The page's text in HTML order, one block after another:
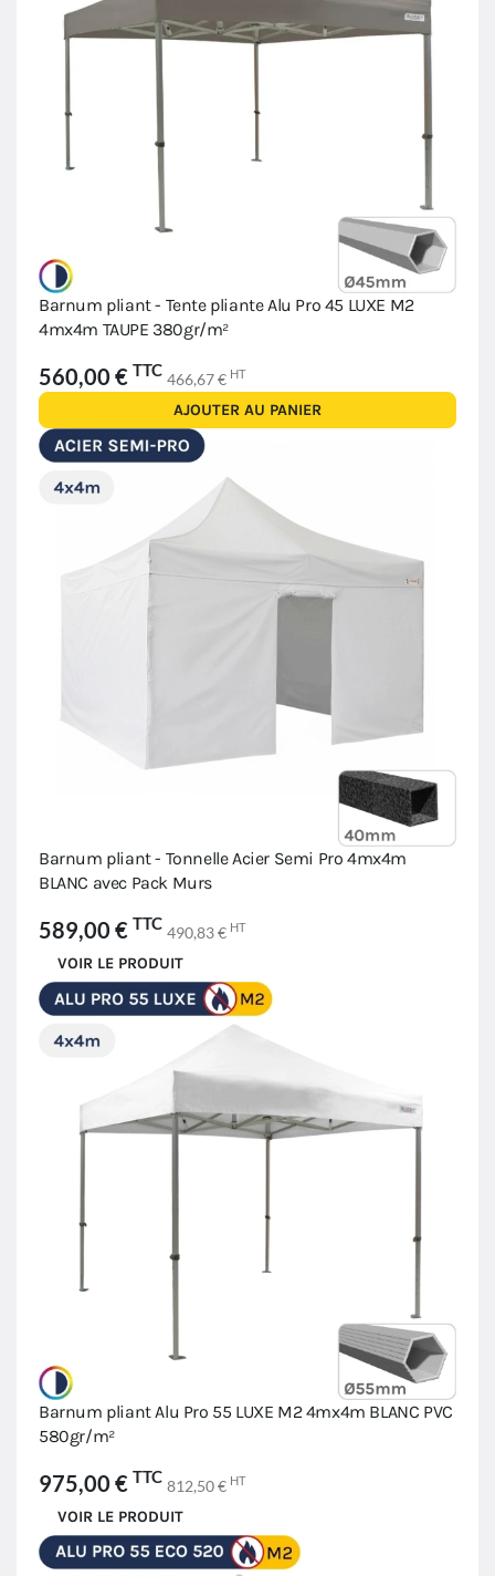
Barnum pliant - Tente pliante Alu Pro 45 LUXE M2
4mx4m TAUPE 380gr/m²
560,00 € TTC 466,67 € HT
AJOUTER AU PANIER
Barnum pliant - Tonnelle Acier Semi Pro 4mx4m
BLANC avec Pack Murs
589,00 € TTC 490,83 € HT
VOIR LE PRODUIT
Barnum pliant Alu Pro 55 LUXE M2 4mx4m BLANC PVC
580gr/m²
975,00 € TTC 812,50 € HT
VOIR LE PRODUIT